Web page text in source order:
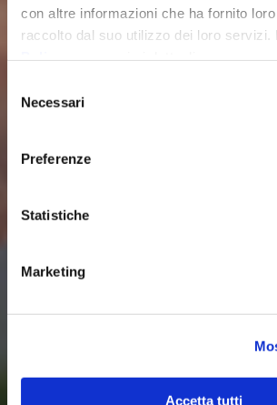
con altre informazioni che ha fornito
raccolto dal suo utilizzo dei loro servizi.
delNecessari
Preferenze
Statistiche
Marketing
Accetta tutti